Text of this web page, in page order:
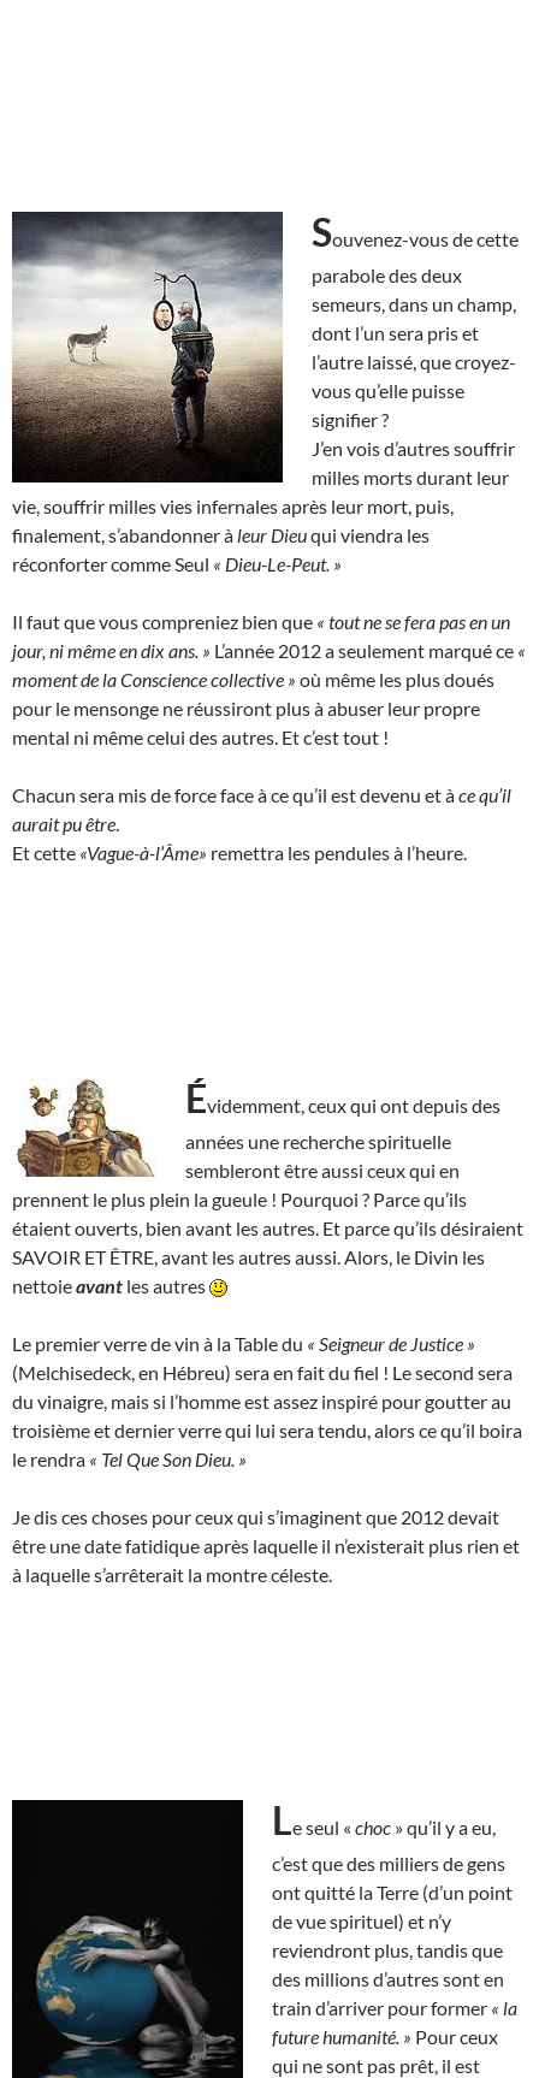
Souvenez-vous de cette
parabole des deux
semeurs, dans un champ,
dont l’un sera pris et
l’autre laissé, que croyez-
vous qu’elle puisse
signifier ?
J’en vois d’autres souffrir
milles morts durant leur
vie, souffrir milles vies infernales après leur mort, puis,
finalement, s’abandonner à leur Dieuqui viendra les
réconforter comme Seul « Dieu-Le-Peut. »
Il faut que vous compreniez bien que « tout ne se fera pas en un
jour, ni même en dix ans. » L’année 2012 a seulement marqué ce «
moment de la Conscience collective » où même les plus doués
pour le mensonge ne réussiront plus à abuser leur propre
mental ni même celui des autres. Et c’est tout !
Chacun sera mis de force face à ce qu’il est devenu et àce qu’il
aurait pu être
Et cette «Vague-à-l’Âme» remettra les pendules à l’heure.
Évidemment, ceux qui ont depuis des
années une recherche spirituelle
sembleront être aussi ceux qui en
prennent le plus plein la gueule ! Pourquoi ? Parce qu’ils
étaient ouverts, bien avant les autres. Et parce qu’ils désiraient
SAVOIR ET ÊTRE, avant les autres aussi. Alors, le Divin les
nettoieavant les autres
Le premier verre de vin à la Table du « Seigneur de Justice »
(Melchisedeck, en Hébreu) sera en fait du fiel ! Le second sera
du vinaigre, mais si l’homme est assez inspiré pour goutter au
troisième et dernier verre qui lui sera tendu, alors ce qu’il boira
le rendra « Tel Que Son Dieu. »
Je dis ces choses pour ceux qui s’imaginent que 2012 devait
être une date fatidique après laquelle il n’existerait plus rien et
à laquelle s’arrêterait la montre céleste.
Le seul « choc » qu’il y a eu,
c’est que des milliers de gens
ont quitté la Terre (d’un point
de vue spirituel) et n’y
reviendront plus, tandis que
des millions d’autres sont en
train d’arriver pour former « la
future humanité. » Pour ceux
qui ne sont pas prêt, il est